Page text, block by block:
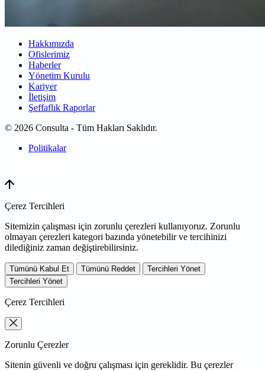
Hakkımızda
Ofislerimiz
Haberler
Yönetim Kurulu
Kariyer
İletişim
Şeffaflık Raporlar
© 2026 Consulta - Tüm Hakları Saklıdır.
Politikalar
Çerez Tercihleri
Sitemizin çalışması için zorunlu çerezleri kullanıyoruz. Zorunlu
olmayan çerezleri kategori bazında yönetebilir ve tercihinizi
dilediğiniz zaman değiştirebilirsiniz.
Tümünü Kabul Et Tümünü Reddet
Tercihleri Yönet
Tercihleri Yönet
Çerez Tercihleri
Zorunlu Çerezler
Sitenin güvenli ve doğru çalışması için gereklidir. Bu çerezler